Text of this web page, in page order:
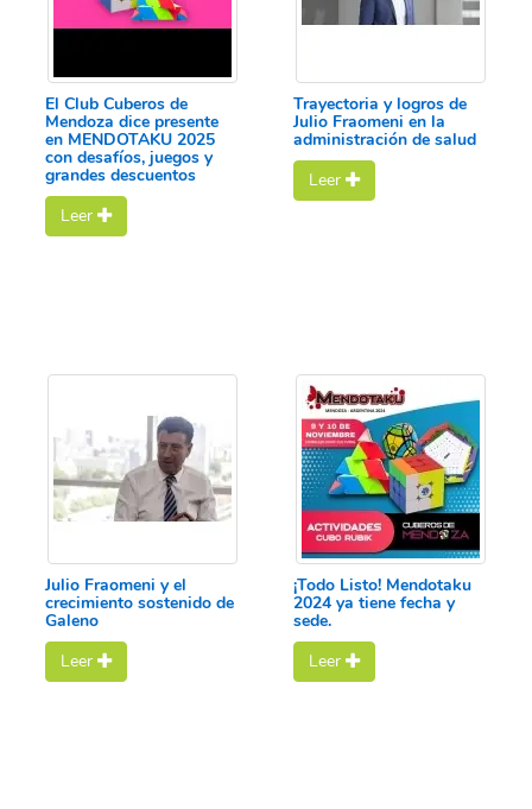
El Club Cuberos de
Mendoza dice presente
en MENDOTAKU 2025
con desafíos, juegos y
grandes descuentos
Leer
Trayectoria y logros de
Julio Fraomeni en la
administración de salud
Leer
Julio Fraomeni y el
crecimiento sostenido de
Galeno
Leer
¡Todo Listo! Mendotaku
2024 ya tiene fecha y
sede.
Leer